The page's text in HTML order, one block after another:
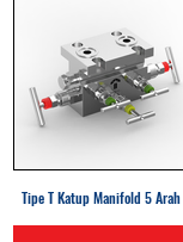
Tipe T Katup Manifold 5 Arah